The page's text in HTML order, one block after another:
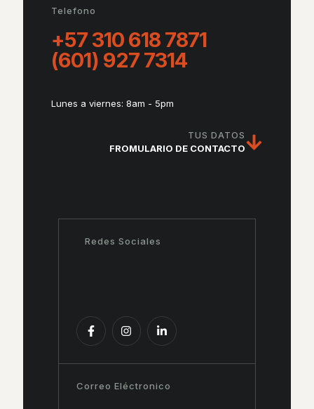
Telefono
+57 310 618 7871
(601) 927 7314
Lunes a viernes: 8am - 5pm
TUS DATOS
FROMULARIO DE CONTACTO
Redes Sociales
Correo Eléctronico